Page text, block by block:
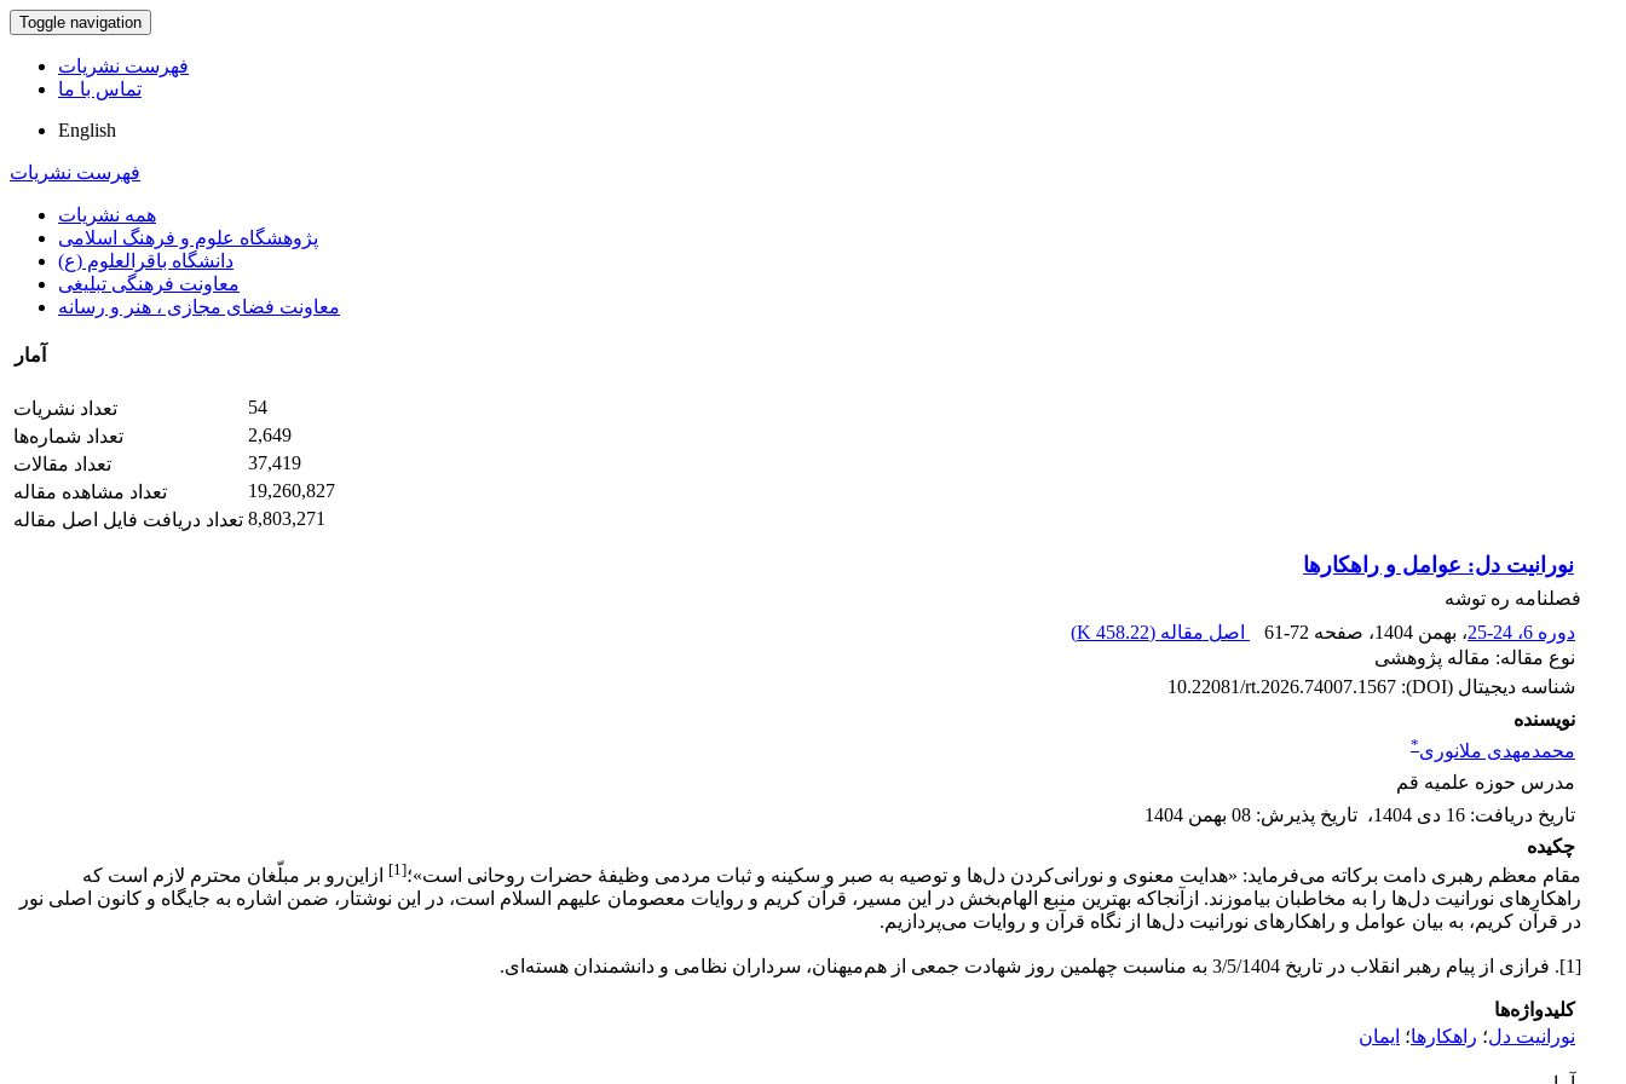
Toggle navigation
فهرست نشریات
تماس با ما
English
فهرست نشریات
همه نشریات
پژوهشگاه علوم و فرهنگ اسلامی
دانشگاه باقرالعلوم (ع)
معاونت فرهنگی تبلیغی
معاونت فضای مجازی ، هنر و رسانه
آمار
تعداد نشریات
54
تعداد شماره‌ها
2,649
تعداد مقالات
37,419
تعداد مشاهده مقاله
19,260,827
تعداد دریافت فایل اصل مقاله 8,803,271
نورانیت دل: عوامل و راهکارها
فصلنامه ره توشه
دوره 6، 24-25
، بهمن 1404 ، صفحه 61-72 اصل مقاله (458.22 K
)
نوع مقاله: مقاله پژوهشی
شناسه دیجیتال (DOI):
10.22081/rt.2026.74007.1567
نویسنده
محمدمهدی ملانوری*
مدرس حوزه علمیه قم
تاریخ دریافت: 16 دی 1404 ، تاریخ پذیرش: 08 بهمن 1404
چکیده
مقام معظم رهبری دامت برکاته می‌فرماید: «هدایت معنوی و نورانی‌کردن دل‌ها و توصیه به صبر و سکینه و ثبات مردمی وظیفۀ حضرات روحانی است»؛[1]
از‌این‌رو بر مبلّغان محترم لازم است که
راهکارهای نورانیت دل‌ها را به مخاطبان بیاموزند. ازآنجاکه بهترین منبع الهام‌بخش در این مسیر، قرآن کریم و روایات معصومان علیهم السلام است، در این نوشتار، ضمن اشاره به جایگاه و کانون اصلی نور
در قرآن کریم، به بیان عوامل و راهکارهای نورانیت دل‌ها از نگاه قرآن و روایات می‌پردازیم.
[1]. فرازی از پیام رهبر انقلاب در تاریخ 3/5/1404 به مناسبت چهلمین روز شهادت جمعی از هم‌میهنان، سرداران نظامی و دانشمندان هسته‌ای.
کلیدواژه‌ها
نورانیت دل؛ راهکارها؛ ایمان